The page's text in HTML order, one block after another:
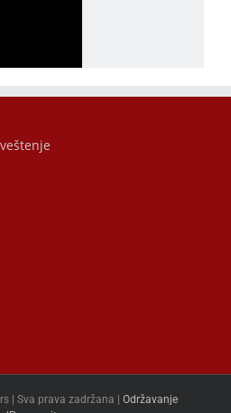
| Sva prava zadržana | Održavanje